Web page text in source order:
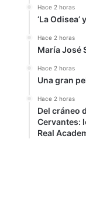
Hace 2 horas
‘La
Hace 2 horas
María José
Hace 2 horas
Una gran
Hace 2 horas
Del cráneo
Cervantes:
Real